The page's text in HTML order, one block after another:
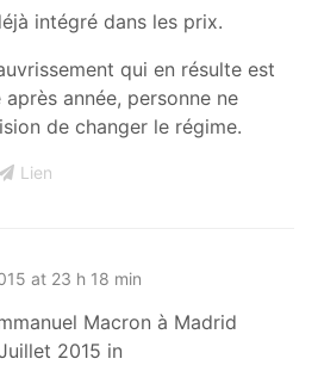
intégré dans les prix.
qui en résulte est
année, personne ne
de changer le régime.
Lien
at 23 h 18 min
Macron à Madrid
2015 in